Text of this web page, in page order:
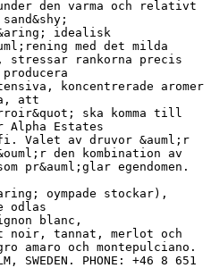
den varma och relativt
idealisk
med det milda
stressar rankorna precis
koncentrerade aromer
att
ska komma till
Estates
Valet av druvor &auml;r
den kombination av
pr&auml;glar egendomen.
oympade stockar),
odlas
blanc,
noir, tannat, merlot och
amaro och montepulciano.
SWEDEN. PHONE: +46 8 651